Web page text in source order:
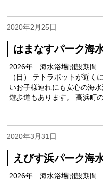
はまなすパーク海
2020年2月25日
2026年 海水浴場開設期
（日） テトラポットが近く
いお子様連れにも安心の海
遊歩道もあります。 高浜町
えびす浜パーク海
2020年3月31日
2026年 海水浴場開設期